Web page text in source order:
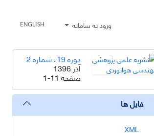
ورود به سامانه ENGLISH
دوره 19، شماره 2
آذر 1396
صفحه 1-11
فایل ها
XML